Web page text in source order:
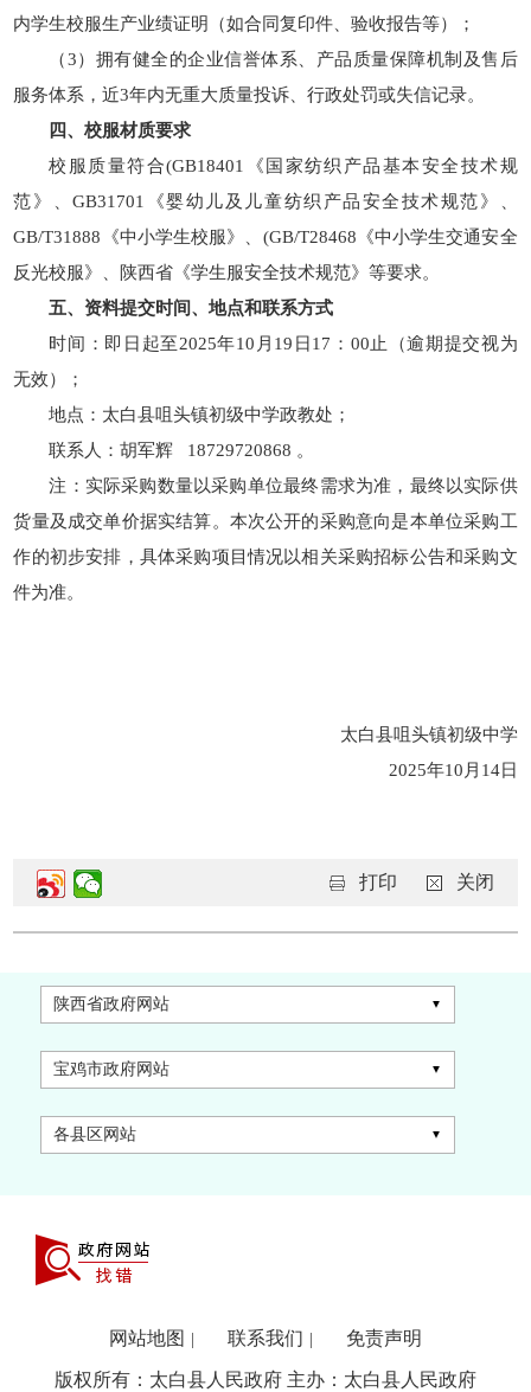
内学生校服生产业绩证明（如合同复印件、验收报告等）；
（3）拥有健全的企业信誉体系、产品质量保障机制及售后
服务体系，近3年内无重大质量投诉、行政处罚或失信记录。
四、校服材质要求
校服质量符合(GB18401《国家纺织产品基本安全技术规
范》、GB31701《婴幼儿及儿童纺织产品安全技术规范》、
GB/T31888《中小学生校服》、(GB/T28468《中小学生交通安全
反光校服》、陕西省《学生服安全技术规范》等要求。
五、资料提交时间、地点和联系方式
时间：即日起至2025年10月19日17：00止（逾期提交视为
无效）；
地点：太白县咀头镇初级中学政教处；
联系人：胡军辉 18729720868 。
注：实际采购数量以采购单位最终需求为准，最终以实际供
货量及成交单价据实结算。本次公开的采购意向是本单位采购工
作的初步安排，具体采购项目情况以相关采购招标公告和采购文
件为准。
太白县咀头镇初级中学
2025年10月14日
打印 关闭
陕西省政府网站
宝鸡市政府网站
各县区网站
网站地图 联系我们 免责声明
版权所有：太白县人民政府 主办：太白县人民政府